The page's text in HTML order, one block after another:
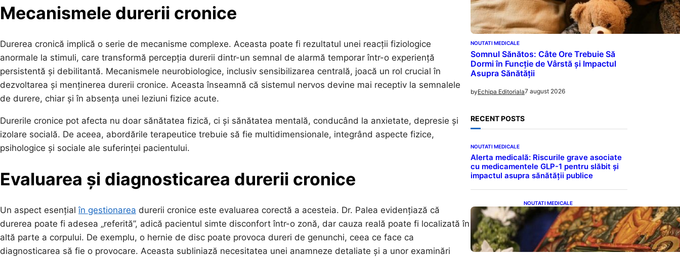
Mecanismele durerii cronice
Durerea cronică implică o serie de mecanisme complexe. Aceasta poate fi rezultatul unei reacții fiziologice
anormale la stimuli, care transformă percepția durerii dintr-un semnal de alarmă temporar într-o experiență
persistentă și debilitantă. Mecanismele neurobiologice, inclusiv sensibilizarea centrală, joacă un rol crucial în
dezvoltarea și menținerea durerii cronice. Aceasta înseamnă că sistemul nervos devine mai receptiv la semnalele
de durere, chiar și în absența unei leziuni fizice acute.
Durerile cronice pot afecta nu doar sănătatea fizică, ci și sănătatea mentală, conducând la anxietate, depresie și
izolare socială. De aceea, abordările terapeutice trebuie să fie multidimensionale, integrând aspecte fizice,
psihologice și sociale ale suferinței pacientului.
Evaluarea și diagnosticarea durerii cronice
Un aspect esențialîn gestionarea durerii cronice este evaluarea corectă a acesteia. Dr. Palea evidențiază că
durerea poate fi adesea „referită”, adică pacientul simte disconfort într-o zonă, dar cauza reală poate fi localizată în
altă parte a corpului. De exemplu, o hernie de disc poate provoca dureri de genunchi, ceea ce face ca
diagnosticarea să fie o provocare. Aceasta subliniază necesitatea unei anamneze detaliate și a unor examinări
NOUTATI MEDICALE
Somnul Sănătos: Câte Ore Trebuie Să
Dormi în Funcție de Vârstă și Impactul
Asupra Sănătății
byEchipa Editoriala7 august 2026
RECENT POSTS
NOUTATI MEDICALE
Alerta medicală: Riscurile grave asociate
cu medicamentele GLP-1 pentru slăbit și
impactul asupra sănătății publice
NOUTATI MEDICALE
Postul Adormirii Maicii
Domnului: Tradiții,
Superstiții și Implicații
Spiritualitate în 2026